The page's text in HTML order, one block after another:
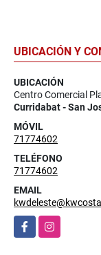
UBICACIÓN Y
UBICACIÓN
Centro Comercial
Curridabat - San
MÓVIL
71774602
TELÉFONO
71774602
EMAIL
FacebookInstagram